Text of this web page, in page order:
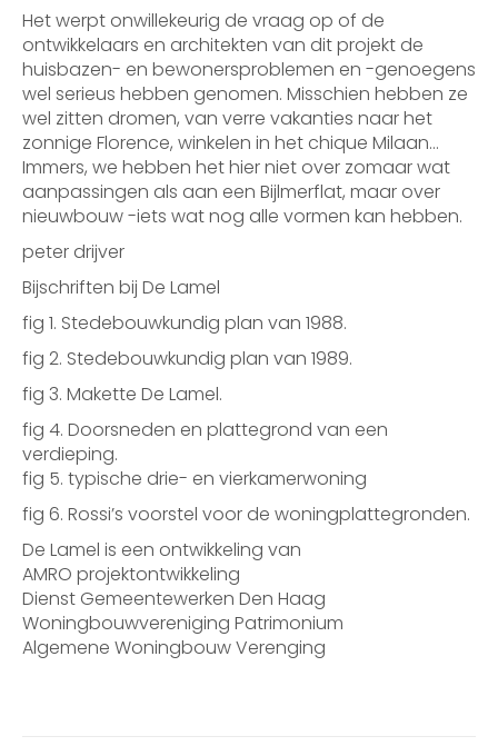
Het werpt onwillekeurig de vraag op of de
ontwikkelaars en architekten van dit projekt de
huisbazen- en bewonersproblemen en -genoegens
wel serieus hebben genomen. Misschien hebben ze
wel zitten dromen, van verre vakanties naar het
zonnige Florence, winkelen in het chique Milaan…
Immers, we hebben het hier niet over zomaar wat
aanpassingen als aan een Bijlmerflat, maar over
nieuwbouw -iets wat nog alle vormen kan hebben.
peter drijver
Bijschriften bij De Lamel
fig 1. Stedebouwkundig plan van 1988.
fig 2. Stedebouwkundig plan van 1989.
fig 3. Makette De Lamel.
fig 4. Doorsneden en plattegrond van een
verdieping.
fig 5. typische drie- en vierkamerwoning
fig 6. Rossi’s voorstel voor de woningplattegronden.
De Lamel is een ontwikkeling van
AMRO projektontwikkeling
Dienst Gemeentewerken Den Haag
Woningbouwvereniging Patrimonium
Algemene Woningbouw Verenging